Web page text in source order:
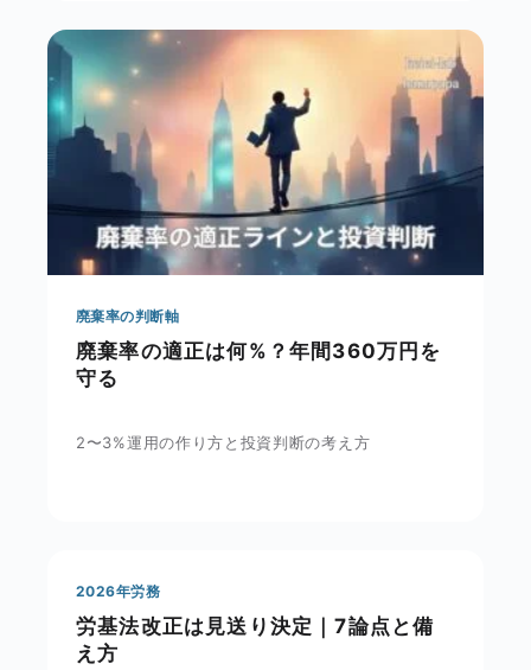
廃棄率の判断軸
廃棄率の適正は何%？年間360万円を
守る
2〜3%運用の作り方と投資判断の考え方
2026年労務
労基法改正は見送り決定｜7論点と備
え方